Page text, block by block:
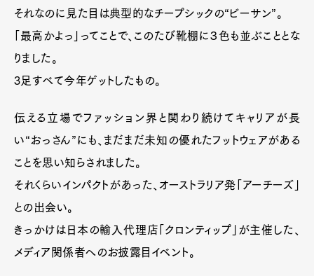
それなのに見た目は典型的なチープシックの“ビーサン”。
「最高かよっ」ってことで、このたび靴棚に３色も並ぶこととな
りました。
3足すべて今年ゲットしたもの。
伝える立場でファッション界と関わり続けてキャリアが長
い“おっさん”にも、まだまだ未知の優れたフットウェアがある
ことを思い知らされました。
それくらいインパクトがあった、オーストラリア発「アーチーズ」
との出会い。
きっかけは日本の輸入代理店「クロンティップ」が主催した、
メディア関係者へのお披露目イベント。